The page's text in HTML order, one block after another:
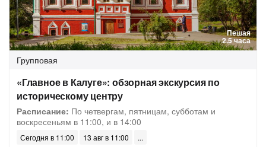
Пешая
2.5 часа
Групповая
«Главное в Калуге»: обзорная экскурсия по
историческому центру
Расписание: По четвергам, пятницам, субботам и
воскресеньям в 11:00, и в 14:00
Сегодня в 11:00 13 авг в 11:00